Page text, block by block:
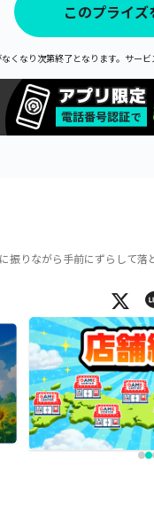
このプライ
くなり次第終了となります。サービ
りながら手前にずらして落
X